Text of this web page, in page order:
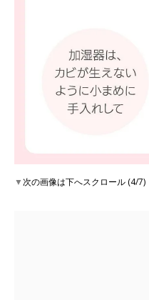
▼次の画像は下へスクロール (4/7)